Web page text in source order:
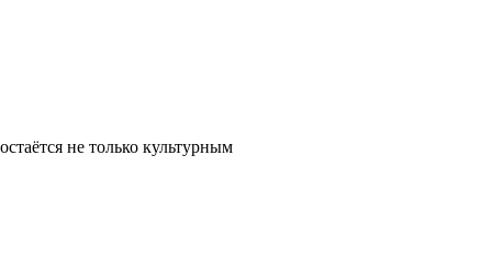
не только культурным